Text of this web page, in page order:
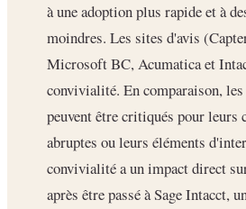
à une adoption plus rapide et à
moindres. Les sites d'avis
Microsoft BC, Acumatica et
convivialité. En comparaison,
peuvent être critiqués pour leurs
abruptes ou leurs éléments
convivialité a un impact direct
après être passé à Sage Intacct,